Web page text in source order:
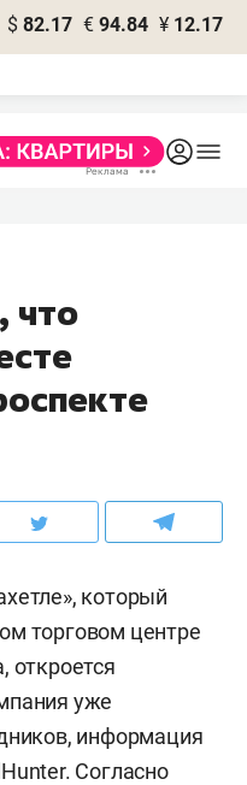
$ 82.17 € 94.84 ¥ 12.17
что
который
торговом центре
откроется
уже
информация
Согласно